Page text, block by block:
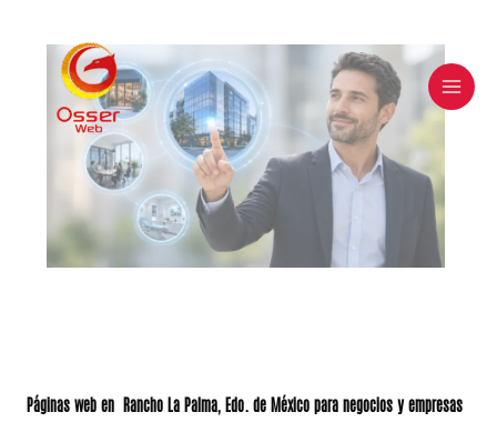
Páginas web en Rancho La Palma , Edo. de México para negocios y empresas